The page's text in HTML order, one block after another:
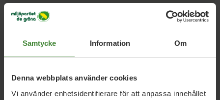
Samtycke Information Om
Denna webbplats använder cookies
Vi använder enhetsidentifierare för att anpassa innehållet
Nyckelpersoner i Dorotea